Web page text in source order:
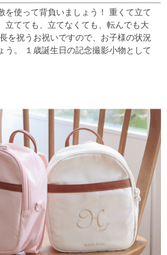
を使って背負いましょう！
重くて立て
立てても、立てなくても、転んでも大
を祝うお祝いですので、お子様の状況
う。
１歳誕生日の記念撮影小物として